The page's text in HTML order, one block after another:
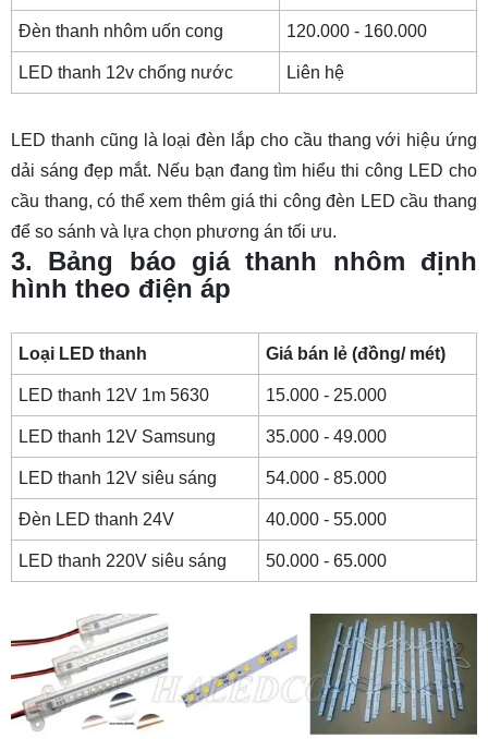
Đèn thanh nhôm uốn cong 120.000 - 160.000
LED thanh 12v chống nước Liên hệ
LED thanh cũng là loại đèn lắp cho cầu thang với hiệu ứng
dải sáng đẹp mắt. Nếu bạn đang tìm hiểu thi công LED cho
cầu thang, có thể xem thêm giá thi công đèn LED cầu thang
để so sánh và lựa chọn phương án tối ưu.
3. Bảng báo giá thanh nhôm định
hình theo điện áp
Loại LED thanh Giá bán lẻ (đồng/ mét)
LED thanh 12V 1m 5630 15.000 - 25.000
LED thanh 12V Samsung 35.000 - 49.000
LED thanh 12V siêu sáng 54.000 - 85.000
Đèn LED thanh 24V 40.000 - 55.000
LED thanh 220V siêu sáng 50.000 - 65.000